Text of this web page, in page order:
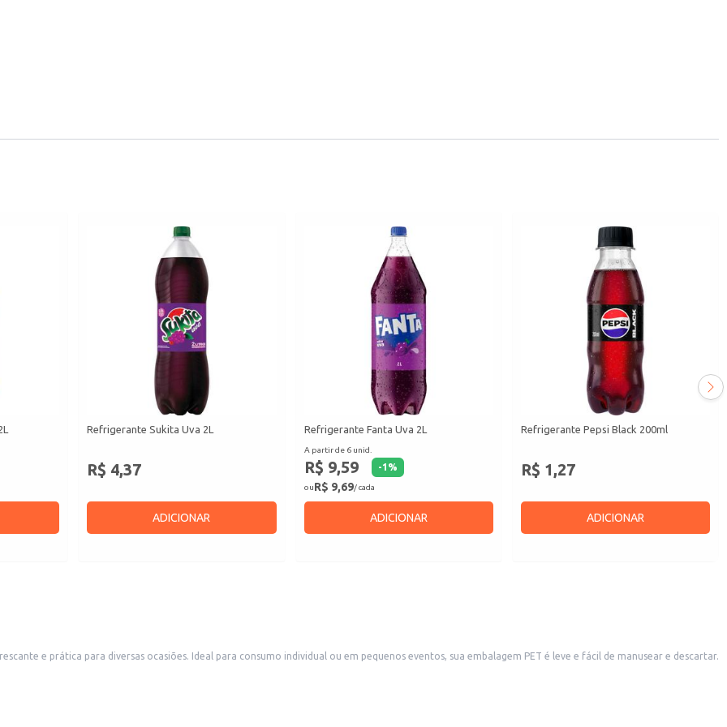
Refrigerante Sukita Uva 2L
R$ 4,37
ADICIONAR
Refrigerante Fanta Uva 2L
A partir de 6 unid.
R$ 9,59 -1 %
ouR$ 9,69/ cada
ADICIONAR
Refrigerante Pepsi Black 200ml
R$ 1,27
ADICIONAR
e prática para diversas ocasiões. Ideal para consumo individual ou em pequenos eventos, sua embalagem PET é leve e fácil de manusear e descartar.